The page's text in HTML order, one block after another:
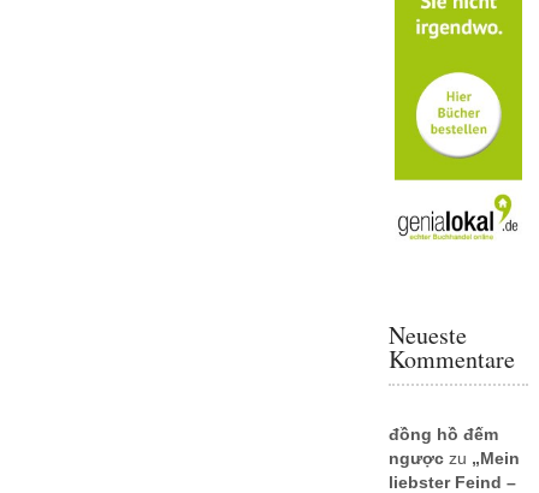
Neueste
Kommentare
đồng hồ đếm
ngượczu „Mein
liebster Feind –